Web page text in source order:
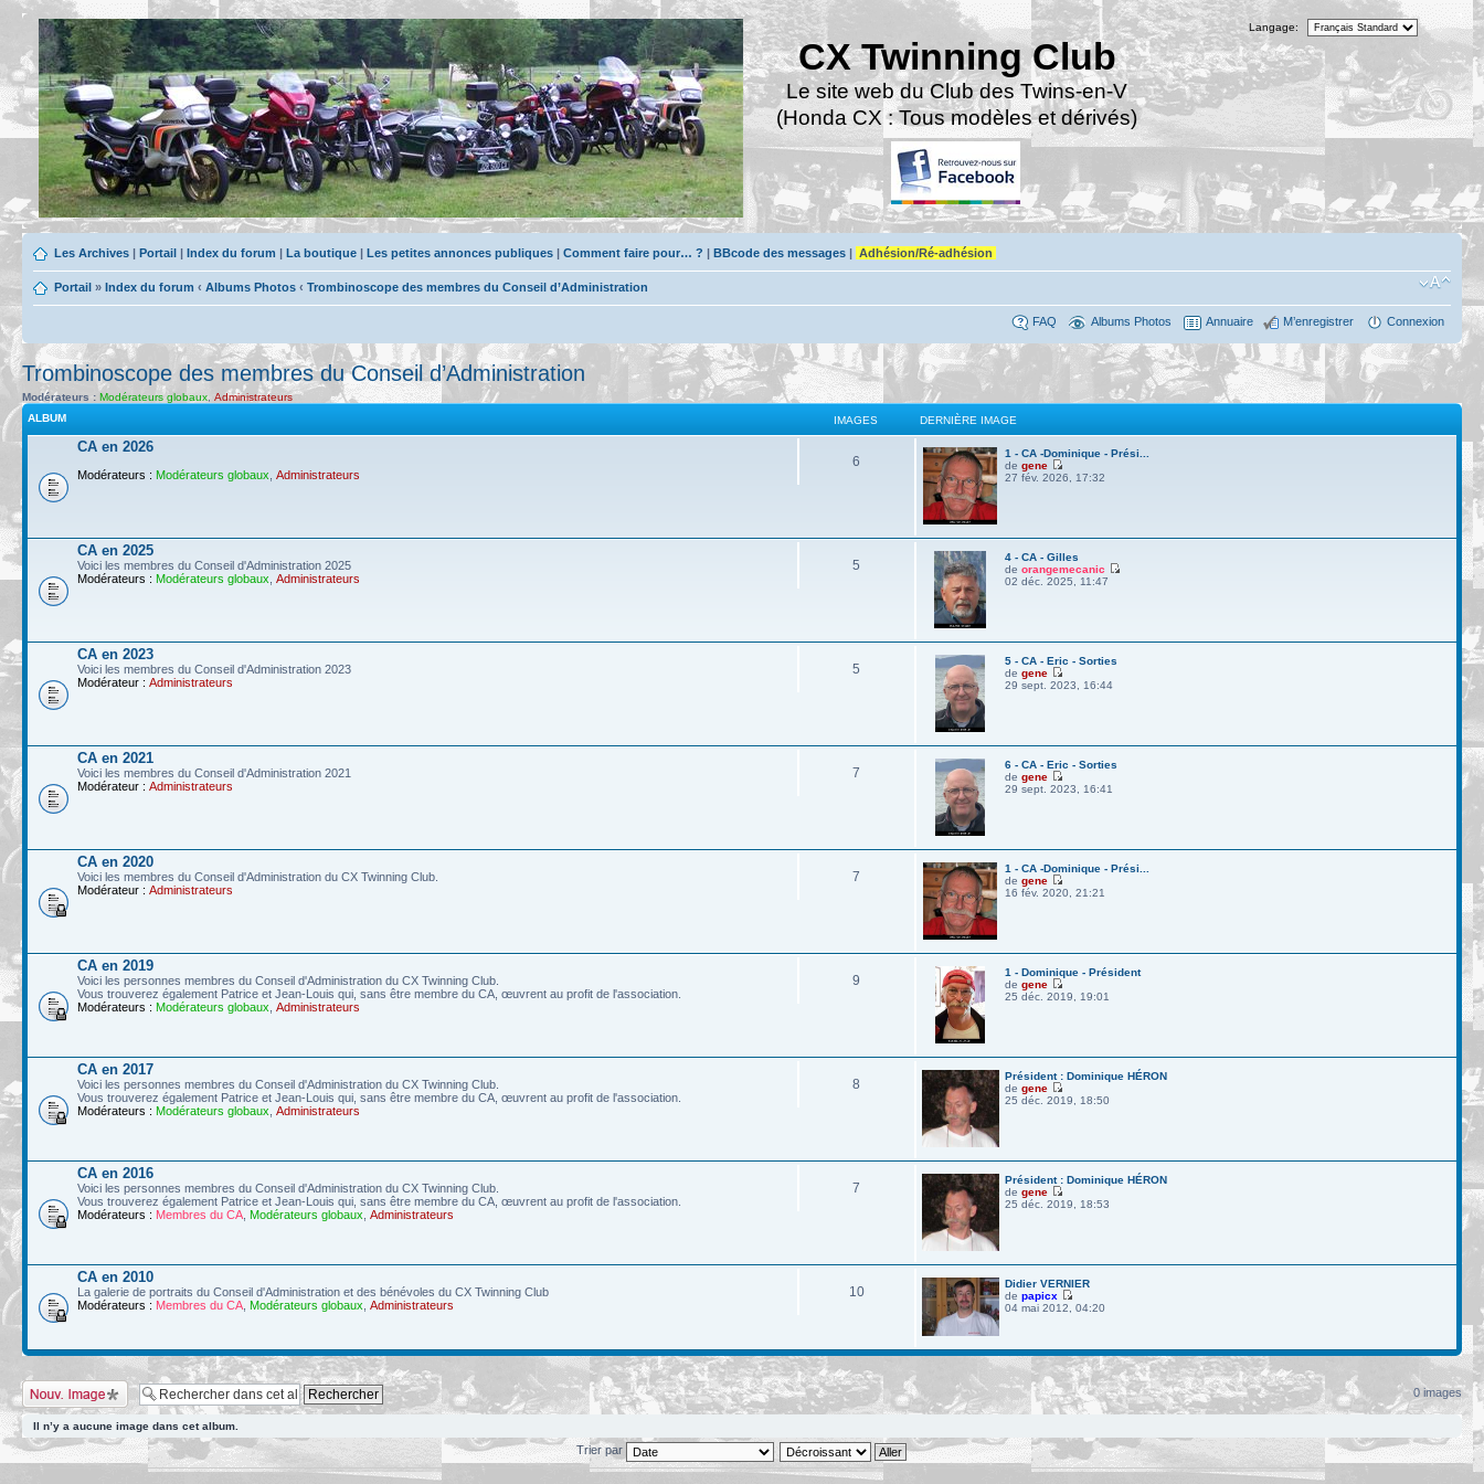
CX Twinning Club
Le site web du Club des Twins-en-V
(Honda CX : Tous modèles et dérivés)
Langage:
Les Archives | Portail | Index du forum | La boutique | Les petites annonces publiques | Comment faire pour… ? | BBcode des messages | Adhésion/Ré-adhésion
Portail » Index du forum ‹ Albums Photos ‹ Trombinoscope des membres du Conseil d’Administration
FAQ Albums Photos Annuaire M’enregistrer Connexion
Trombinoscope des membres du Conseil d’Administration
Modérateurs : Modérateurs globaux Administrateurs
ALBUM
IMAGES DERNIÈRE IMAGE
CA en 2026
Modérateurs : Modérateurs globaux Administrateurs
6
1 - CA -Dominique - Prési...
de gene
27 fév. 2026, 17:32
CA en 2025
Voici les membres du Conseil d'Administration 2025
Modérateurs : Modérateurs globaux Administrateurs
5
4 - CA - Gilles
de orangemecanic
02 déc. 2025, 11:47
CA en 2023
Voici les membres du Conseil d'Administration 2023
Modérateur : Administrateurs
5
5 - CA - Eric - Sorties
de gene
29 sept. 2023, 16:44
CA en 2021
Voici les membres du Conseil d'Administration 2021
Modérateur : Administrateurs
7
6 - CA - Eric - Sorties
de gene
29 sept. 2023, 16:41
CA en 2020
Voici les membres du Conseil d'Administration du CX Twinning Club.
Modérateur : Administrateurs
7
1 - CA -Dominique - Prési...
de gene
16 fév. 2020, 21:21
CA en 2019
Voici les personnes membres du Conseil d'Administration du CX Twinning Club.
Vous trouverez également Patrice et Jean-Louis qui, sans être membre du CA, œuvrent au profit de l'association.
Modérateurs : Modérateurs globaux Administrateurs
9
1 - Dominique - Président
de gene
25 déc. 2019, 19:01
CA en 2017
Voici les personnes membres du Conseil d'Administration du CX Twinning Club.
Vous trouverez également Patrice et Jean-Louis qui, sans être membre du CA, œuvrent au profit de l'association.
Modérateurs : Modérateurs globaux Administrateurs
8
Président : Dominique HÉRON
de gene
25 déc. 2019, 18:50
CA en 2016
Voici les personnes membres du Conseil d'Administration du CX Twinning Club.
Vous trouverez également Patrice et Jean-Louis qui, sans être membre du CA, œuvrent au profit de l'association.
Modérateurs : Membres du CA Modérateurs globaux Administrateurs
7
Président : Dominique HÉRON
de gene
25 déc. 2019, 18:53
CA en 2010
La galerie de portraits du Conseil d'Administration et des bénévoles du CX Twinning Club
Modérateurs : Membres du CA Modérateurs globaux Administrateurs
10
Didier VERNIER
de papicx
04 mai 2012, 04:20
Charger une image 0 images
Il n’y a aucune image dans cet album.
Trier par